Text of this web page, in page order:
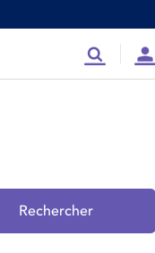
Recherche
site
Rechercher